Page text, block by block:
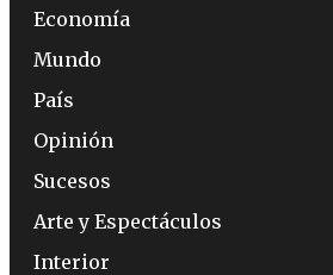
Economía
Mundo
País
Opinión
Sucesos
Arte y Espectáculos
Interior